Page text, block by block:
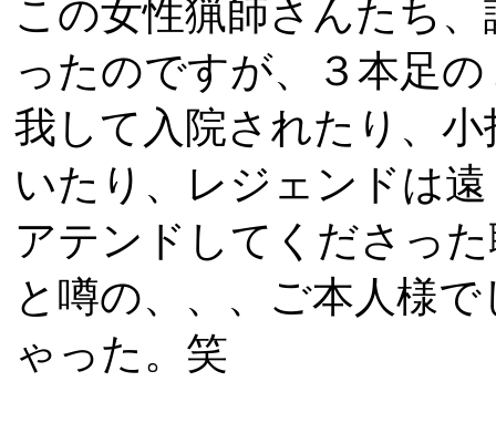
この女性猟師さんたち
ったのですが、３本足
我して入院されたり、
いたり、レジェンドは
アテンドしてくださっ
と噂の、、、ご本人様
ゃった。笑